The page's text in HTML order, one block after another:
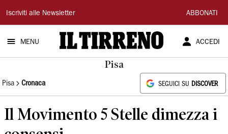
Il
Tirreno
Iscriviti alle Newsletter ABBONATI
MENU ACCEDI
Pisa
Pisa Cronaca SEGUICI SU DISCOVER
Il Movimento 5 Stelle dimezza i